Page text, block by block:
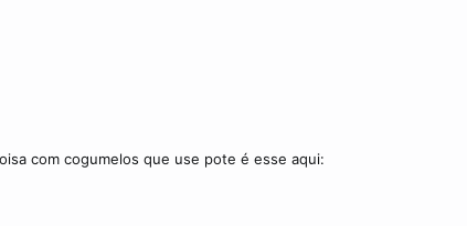
com cogumelos que use pote é esse aqui: